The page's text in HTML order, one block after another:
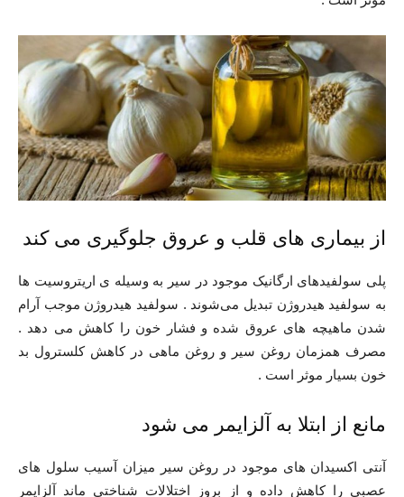
از بیماری های قلب و عروق جلوگیری می کند
پلی سولفیدهای ارگانیک موجود در سیر به وسیله ی اریتروسیت ‌ها
به سولفید هیدروژن تبدیل می‌شوند . سولفید هیدروژن موجب آرام
شدن ماهیچه های عروق شده و فشار خون را کاهش می دهد .
مصرف همزمان روغن سیر و روغن ماهی در کاهش کلسترول بد
خون بسیار موثر است .
مانع از ابتلا به آلزایمر می شود
آنتی اکسیدان های موجود در روغن سیر میزان آسیب سلول های
عصبی را کاهش داده و از بروز اختلالات شناختی ماند آلزایمر